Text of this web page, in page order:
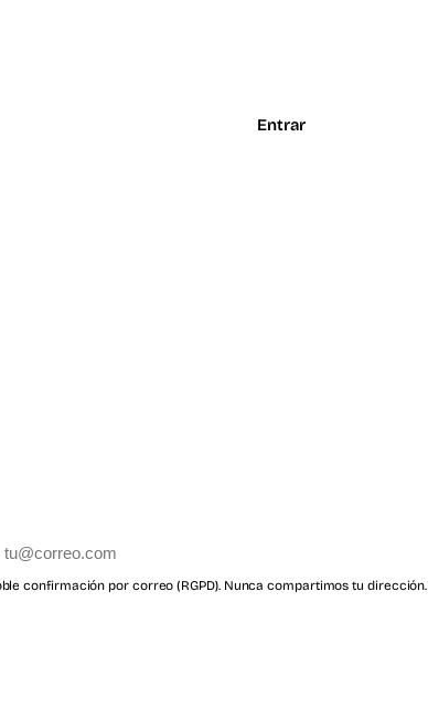
Entrar
confirmación por correo (RGPD). Nunca compartimos tu dirección.